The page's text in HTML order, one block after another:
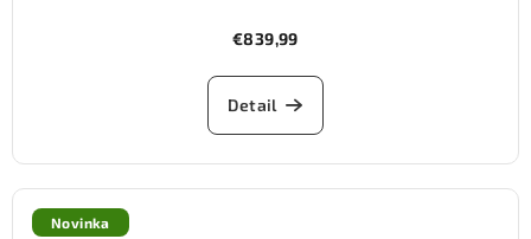
€839,99
Detail
Novinka